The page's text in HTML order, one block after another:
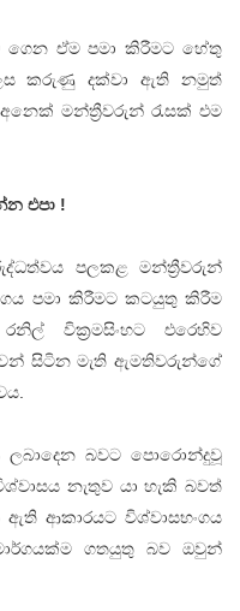
ගෙන ඒම පමා කිරීමට හේතු
කරුණු දක්වා ඇති නමුත්
මන්ත්‍රීවරුන් රැසක් එම
එපා !
පලකළ මන්ත්‍රීවරුන්
පමා කිරීමට කටයුතු කිරීම
වික්‍රමසිංහට එරෙහිව
සිටින මැති ඇමතිවරුන්ගේ
බවට පොරොන්දුවූ
නැතුව යා හැකි බවත්
ආකාරයට විශ්වාසභංගය
ගතයුතු බව ඔවුන්